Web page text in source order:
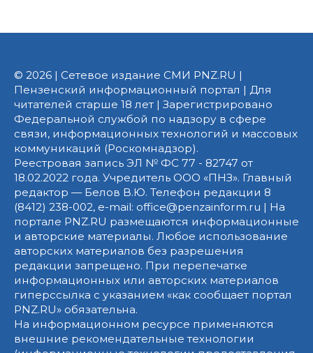
© 2026 | Сетевое издание СМИ PNZ.RU |
Пензенский информационный портал | Для
читателей старше 18 лет | Зарегистрировано
Федеральной службой по надзору в сфере
связи, информационных технологий и массовых
коммуникаций (Роскомнадзор).
Реестровая запись ЭЛ № ФС 77 - 82747 от
18.02.2022 года. Учредитель ООО «ПНЗ». Главный
редактор — Белов В.Ю. Телефон редакции 8
(8412) 238-002, e-mail: office@penzainform.ru | На
портале PNZ.RU размещаются информационные
и авторские материалы. Любое использование
авторских материалов без разрешения
редакции запрещено. При перепечатке
информационных или авторских материалов
гиперссылка с указанием «как сообщает портал
PNZ.RU» обязательна.
На информационном ресурсе применяются
внешние рекомендательные технологии